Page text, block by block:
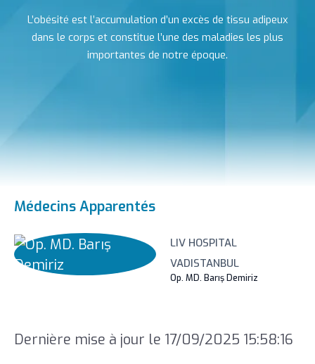
L’obésité est l’accumulation d’un excès de tissu adipeux
dans le corps et constitue l’une des maladies les plus
importantes de notre époque.
Médecins Apparentés
LIV HOSPITAL
VADISTANBUL
Op. MD. Barış Demiriz
Dernière mise à jour le 17/09/2025 15:58:16